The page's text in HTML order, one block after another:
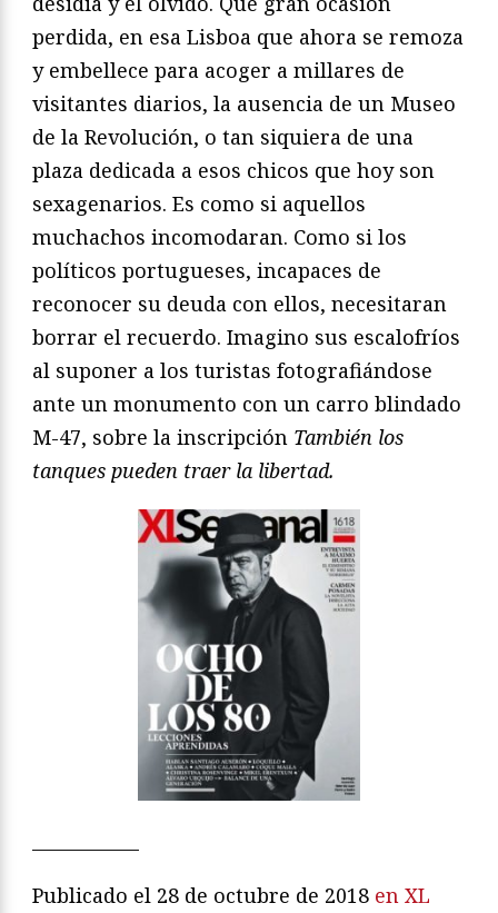
perdida, en esa Lisboa que ahora se remoza
y embellece para acoger a millares de
visitantes diarios, la ausencia de un Museo
de la Revolución, o tan siquiera de una
plaza dedicada a esos chicos que hoy son
sexagenarios. Es como si aquellos
muchachos incomodaran. Como si los
políticos portugueses, incapaces de
reconocer su deuda con ellos, necesitaran
borrar el recuerdo. Imagino sus escalofríos
al suponer a los turistas fotografiándose
ante un monumento con un carro blindado
M-47, sobre la inscripción También los
tanques pueden traer la libertad.
Publicado el 28 de octubre de 2018 en XL